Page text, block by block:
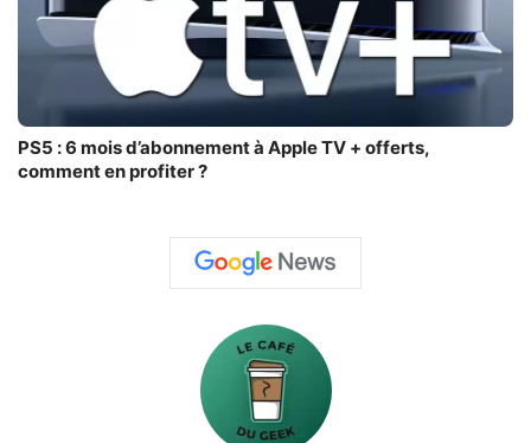
PS5 : 6 mois d’abonnement à Apple TV + offerts,
comment en profiter ?